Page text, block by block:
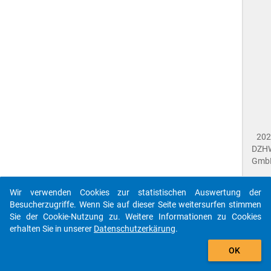
Wir verwenden Cookies zur statistischen Auswertung der
Besucherzugriffe. Wenn Sie auf dieser Seite weitersurfen stimmen
Sie der Cookie-Nutzung zu. Weitere Informationen zu Cookies
erhalten Sie in unserer Datenschutzerkärung.
OK